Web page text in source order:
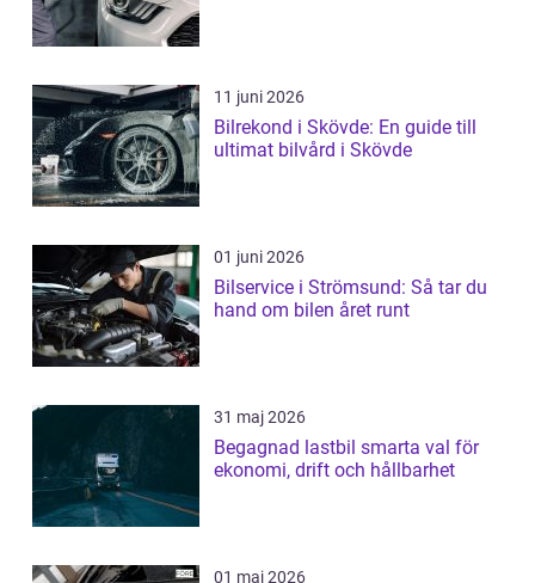
11 juni 2026
Bilrekond i Skövde: En guide till
ultimat bilvård i Skövde
01 juni 2026
Bilservice i Strömsund: Så tar du
hand om bilen året runt
31 maj 2026
Begagnad lastbil smarta val för
ekonomi, drift och hållbarhet
01 maj 2026